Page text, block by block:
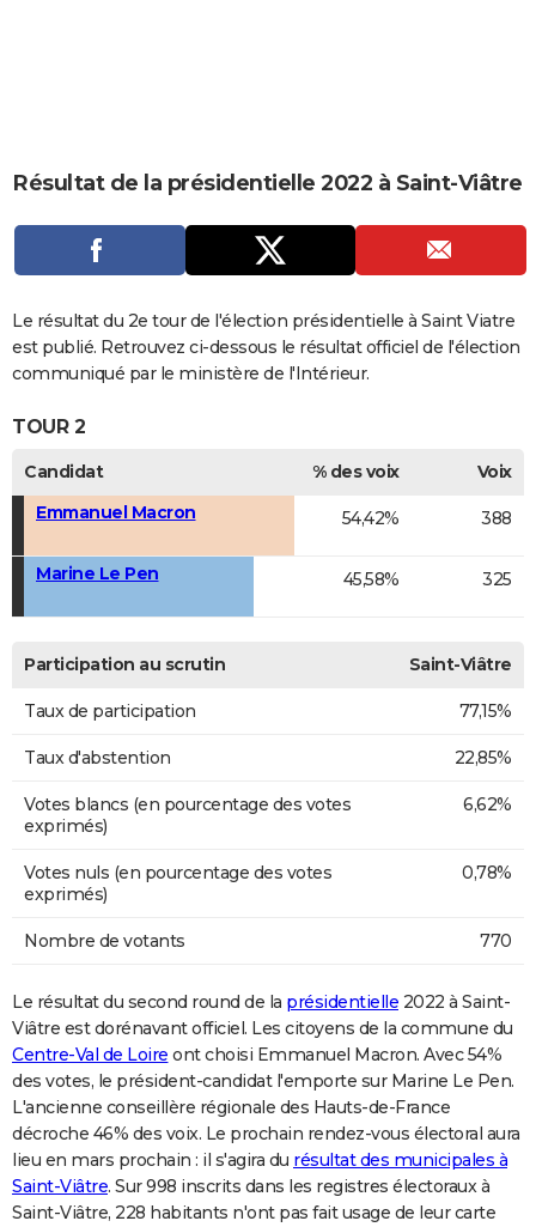
CARTE DE VOEUX
DICTIONNAIRE
Dictionnaire
Biographies
Expressions
Proverbes
PROGRAMME TV
COPAINS D'AVANT
S'inscrire
Se connecter
Lycées
Collèges
Primaires
Universités
Entreprises
Service militaire
Avis de recherche
AVIS DE DÉCÈS
FORUM
Bricolage
Culture
Television
Voyage
Résultat de la présidentielle 2022 à Saint-Viâtre
Le résultat du 2e tour de l'élection présidentielle à Saint Viatre
est publié. Retrouvez ci-dessous le résultat officiel de l'élection
communiqué par le ministère de l'Intérieur.
TOUR 2
Candidat % des voix
Voix
Emmanuel Macron
54,42% 388
Marine Le Pen 45,58% 325
Participation au scrutin Saint-Viâtre
Taux de participation 77,15%
Taux d'abstention 22,85%
Votes blancs (en pourcentage des votes
exprimés)
6,62%
Votes nuls (en pourcentage des votes
exprimés)
0,78%
Nombre de votants 770
Le résultat du second round de la présidentielle 2022 à Saint-
Viâtre est dorénavant officiel. Les citoyens de la commune du
Centre-Val de Loire ont choisi Emmanuel Macron. Avec 54%
des votes, le président-candidat l'emporte sur Marine Le Pen.
L'ancienne conseillère régionale des Hauts-de-France
décroche 46% des voix. Le prochain rendez-vous électoral aura
lieu en mars prochain : il s'agira du résultat des municipales à
Saint-Viâtre. Sur 998 inscrits dans les registres électoraux à
Saint-Viâtre, 228 habitants n'ont pas fait usage de leur carte